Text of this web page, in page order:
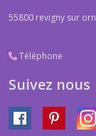
55800 revigny sur
Téléphone
Suivez nous